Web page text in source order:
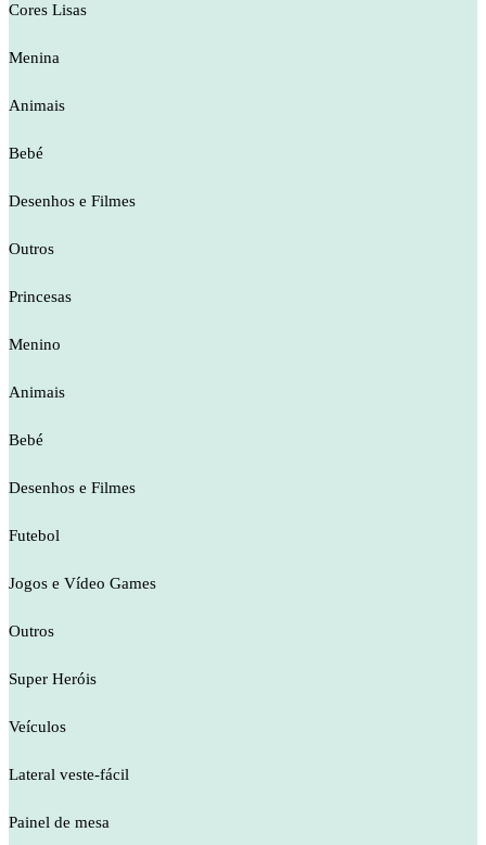
Cores Lisas
Menina
Animais
Bebé
Desenhos e Filmes
Outros
Princesas
Menino
Animais
Bebé
Desenhos e Filmes
Futebol
Jogos e Vídeo Games
Outros
Super Heróis
Veículos
Lateral veste-fácil
Painel de mesa